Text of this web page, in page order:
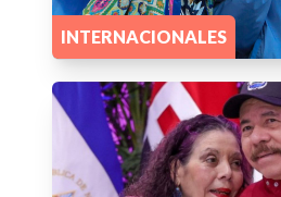
INTERNACIONALES